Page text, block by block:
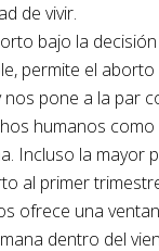
de vivir.
bajo la
permite el aborto
nos pone a la par
humanos como
Incluso la mayor
al primer
ofrece una
dentro del